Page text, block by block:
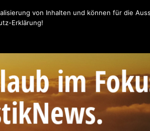
von Inhalten und können für die
Erklärung!